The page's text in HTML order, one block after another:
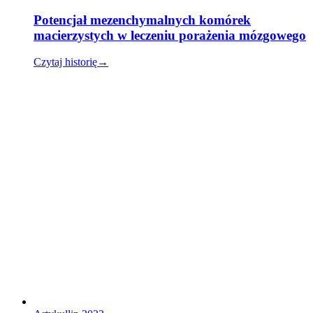
Potencjał mezenchymalnych komórek
macierzystych w leczeniu porażenia mózgowego
Czytaj historię→